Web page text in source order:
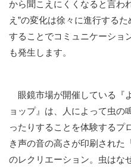
から聞こえにくくなると言わ
え”の変化は徐々に進行する
することでコミュニケーショ
も発生します。
眼鏡市場が開催している『
ョップ』は、人によって虫の
ったりすることを体験するプ
き声の音の高さが印刷された
のレクリエーション。虫はな